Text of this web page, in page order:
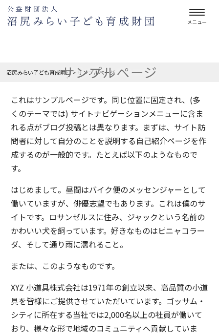
メニュー
沼尻みらい子ども育成財団>サンプルページ
サンプルページ
これはサンプルページです。同じ位置に固定され、(多
くのテーマでは) サイトナビゲーションメニューに含ま
れる点がブログ投稿とは異なります。まずは、サイト訪
問者に対して自分のことを説明する自己紹介ページを作
成するのが一般的です。たとえば以下のようなもので
す。
はじめまして。昼間はバイク便のメッセンジャーとして
働いていますが、俳優志望でもあります。これは僕のサ
イトです。ロサンゼルスに住み、ジャックという名前の
かわいい犬を飼っています。好きなものはピニャコラー
ダ、そして通り雨に濡れること。
または、このようなものです。
XYZ 小道具株式会社は1971年の創立以来、高品質の小道
具を皆様にご提供させていただいています。ゴッサム・
シティに所在する当社では2,000名以上の社員が働いて
おり、様々な形で地域のコミュニティへ貢献していま